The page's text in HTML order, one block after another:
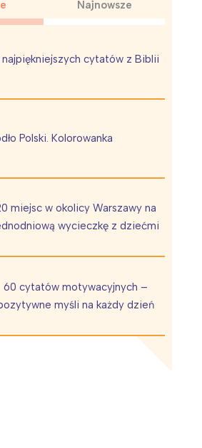
Najnowsze
najpiękniejszych cytatów z Biblii
Polski. Kolorowanka
miejsc w okolicy Warszawy na
wycieczkę z dziećmi
60 cytatów motywacyjnych –
myśli na każdy dzień